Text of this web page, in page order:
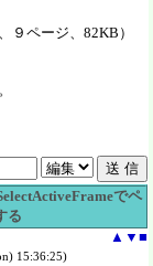
９ページ、82KB）
でペ
る
▲ ▼ ■
15:36:25)